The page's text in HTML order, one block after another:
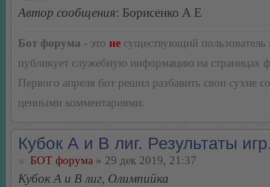
Автор сообщения: Борисенко А Е
Бот форума - это не существующий пользователь
публикует служебную информацию на страницах
Первого апреля бот решил разбавить свои сухие
ценными комментариями.
Кубок А и В лиг. Результаты
БОТ форума » 29 дек 2019, 21:37
Кубок А и В лиг, Олимпийка